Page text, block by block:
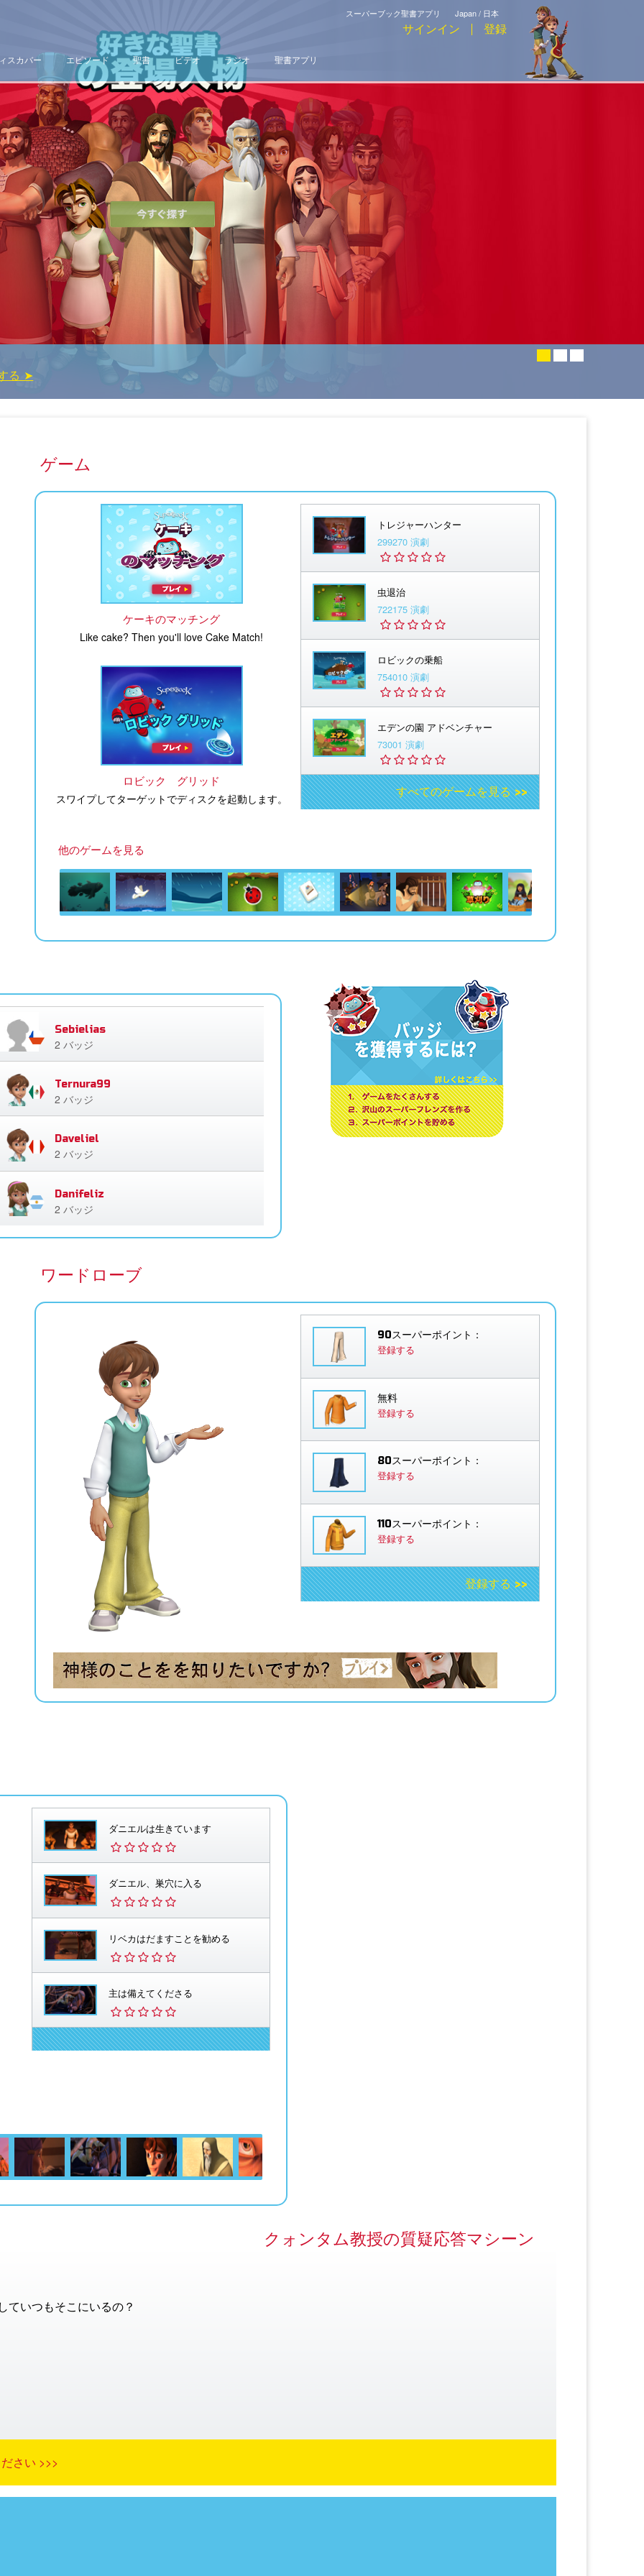
Japan / 日本
スーパーブック聖書アプリ
サインイン 登録
スカバー エピソード 聖書 ビデオ ラジオ 聖書アプリ
る ➤
ゲーム
ケーキのマッチング
Like cake? Then you'll love Cake Match!
ロビック グリッド
スワイプしてターゲットでディスクを起動します。
トレジャーハンター
299270 演劇
虫退治
722175 演劇
ロビックの乗船
754010 演劇
エデンの園 アドベンチャー
73001 演劇
すべてのゲームを見る >>
他のゲームを見る
Sebielias
2 バッジ
Ternura99
2 バッジ
Daveliel
2 バッジ
Danifeliz
2 バッジ
ワードローブ
90スーパーポイント：
登録する
無料
登録する
80スーパーポイント：
登録する
110スーパーポイント：
登録する
登録する >>
ダニエルは生きています
ダニエル、巣穴に入る
リベカはだますことを勧める
主は備えてくださる
クォンタム教授の質疑応答マシーン
ていつもそこにいるの？
さい >>>